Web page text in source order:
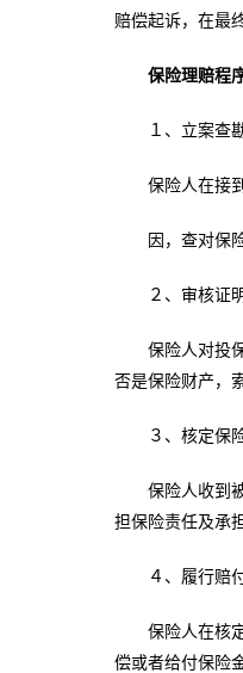
赔偿起诉，在最
保险理赔程
１、立案查
保险人在接
因，查对保
２、审核证
保险人对投
否是保险财产，
３、核定保
保险人收到
担保险责任及承
４、履行赔
保险人在核
偿或者给付保险